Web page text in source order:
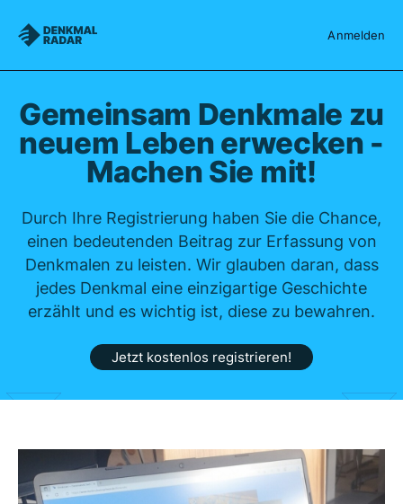
Denkmalradar Anmelden
Gemeinsam Denkmale zu
neuem Leben erwecken -
Machen Sie mit!
Durch Ihre Registrierung haben Sie die Chance,
einen bedeutenden Beitrag zur Erfassung von
Denkmalen zu leisten. Wir glauben daran, dass
jedes Denkmal eine einzigartige Geschichte
erzählt und es wichtig ist, diese zu bewahren.
Jetzt kostenlos registrieren!